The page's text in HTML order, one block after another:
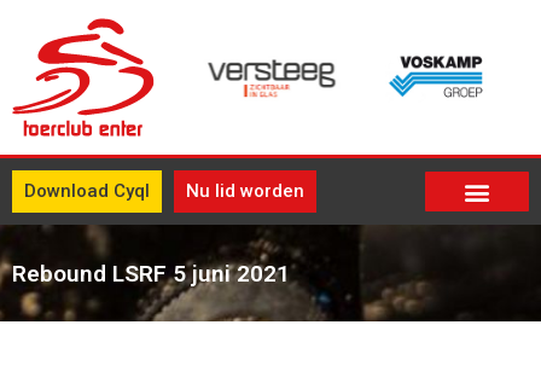
Download Cyql Nu lid worden
Rebound LSRF 5 juni 2021